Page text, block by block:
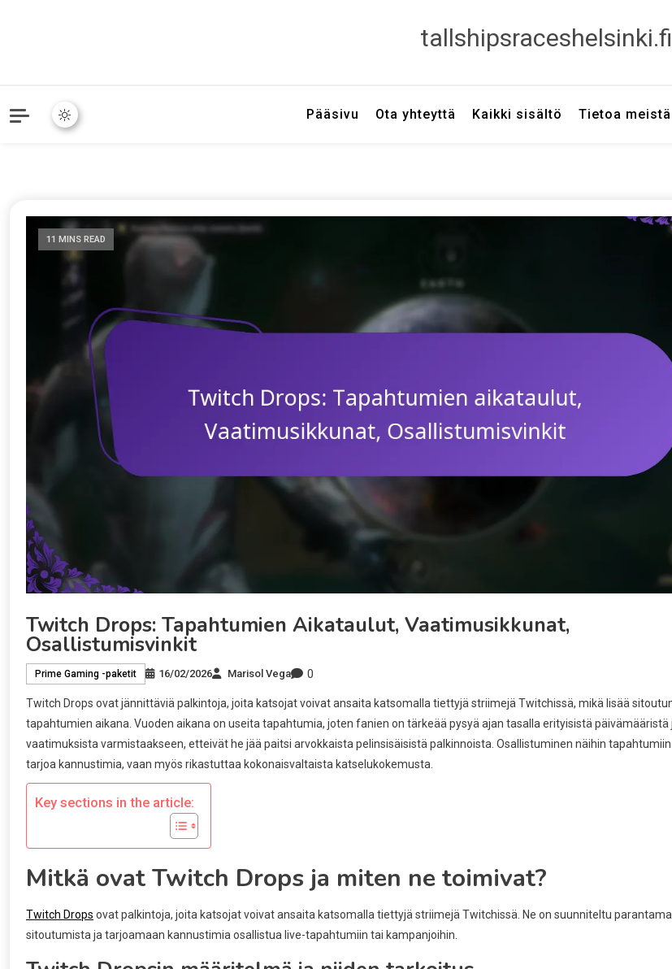
tallshipsraceshelsinki.fi
Pääsivu Ota yhteyttä Kaikki sisältö Tietoa meistä
11 MINS READ
Twitch Drops: Tapahtumien Aikataulut, Vaatimusikkunat,
Osallistumisvinkit
Prime Gaming -paketit 16/02/2026 Marisol Vega 0
Twitch Drops ovat jännittäviä palkintoja, joita katsojat voivat ansaita katsomalla tiettyjä striimejä Twitchissä, mikä lisää
tapahtumien aikana. Vuoden aikana on useita tapahtumia, joten fanien on tärkeää pysyä ajan tasalla erityisistä päivämääristä
vaatimuksista varmistaakseen, etteivät he jää paitsi arvokkaista pelinsisäisistä palkinnoista. Osallistuminen näihin
tarjoa kannustimia, vaan myös rikastuttaa kokonaisvaltaista katselukokemusta.
Key sections in the article:
Mitkä ovat Twitch Drops ja miten ne toimivat?
Twitch Drops ovat palkintoja, joita katsojat voivat ansaita katsomalla tiettyjä striimejä Twitchissä. Ne on suunniteltu
sitoutumista ja tarjoamaan kannustimia osallistua live-tapahtumiin tai kampanjoihin.